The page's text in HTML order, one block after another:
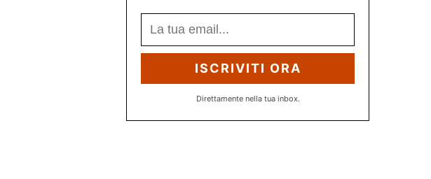
ISCRIVITI ORA
Direttamente nella tua inbox.